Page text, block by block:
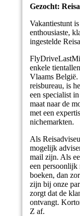
Gezocht:
Vakantiestunt
enthousiaste,
ingestelde
enkele
Vlaams België.
reisbureau, is
een specialist
maat naar de
met een
nichemarkten.
Als
mogelijk
mail zijn. Als
een persoonlijk
boeken, dan
zijn bij onze
zorgt dat de
ontvangt.
Z af.